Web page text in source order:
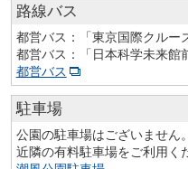
路線バス
都営バス ：「東京国際クル
都営バス：「日本科学未来
都営バス
駐車場
公園の駐車場はございません。
近隣の有料駐車場をご利用く